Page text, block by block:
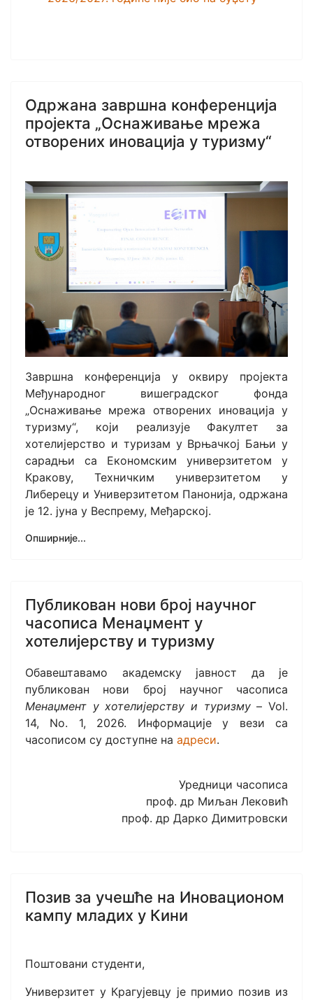
Одржана завршна конференција
пројекта „Оснаживање мрежа
отворених иновација у туризму“
Завршна конференција у оквиру пројекта
Међународног вишеградског фонда
„Оснаживање мрежа отворених иновација у
туризму“, који реализује Факултет за
хотелијерство и туризам у Врњачкој Бањи у
сарадњи са Економским универзитетом у
Кракову, Техничким универзитетом у
Либерецу и Универзитетом Панонија, одржана
је 12. јуна у Веспрему, Међарској.
Опширније...
Публикован нови број научног
часописа Менаџмент у
хотелијерству и туризму
Oбавештавамо академску јавност да је
публикован нови број научног часописа
Менаџмент у хотелијерству и туризму– Vol.
14, No. 1, 2026. Информације у вези са
часописом су доступне на адреси.
Уредници часописа
проф. др Миљан Лековић
проф. др Дарко Димитровски
Позив за учешће на Иновационом
кампу младих у Кини
Поштовани студенти,
Универзитет у Крагујевцу је примио позив из